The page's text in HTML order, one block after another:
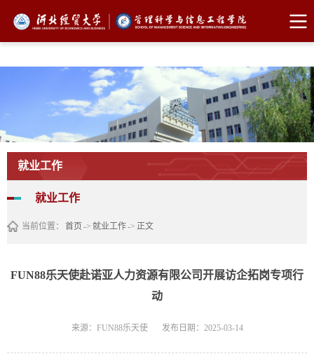
FUN88乐天使·(中国)集团
就业工作
就业工作
当前位置： 首页 -> 就业工作-> 正文
FUN88乐天使赴诺亚人力资源有限公司开展访企拓岗专项行
动
来源：FUN88乐天使 发布日期：2025-03-14